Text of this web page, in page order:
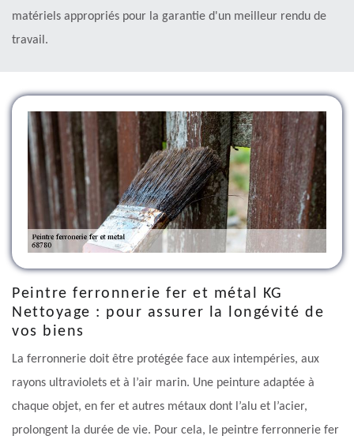
matériels appropriés pour la garantie d'un meilleur rendu de
travail.
Peintre ferronnerie fer et métal KG
Nettoyage : pour assurer la longévité de
vos biens
La ferronnerie doit être protégée face aux intempéries, aux
rayons ultraviolets et à l’air marin. Une peinture adaptée à
chaque objet, en fer et autres métaux dont l’alu et l’acier,
prolongent la durée de vie. Pour cela, le peintre ferronnerie fer